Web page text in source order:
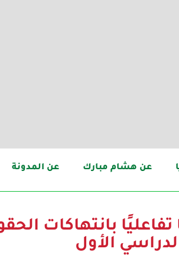
عن هشام مبارك عن المدونة
تفاعليًا بانتهاكات
الأول